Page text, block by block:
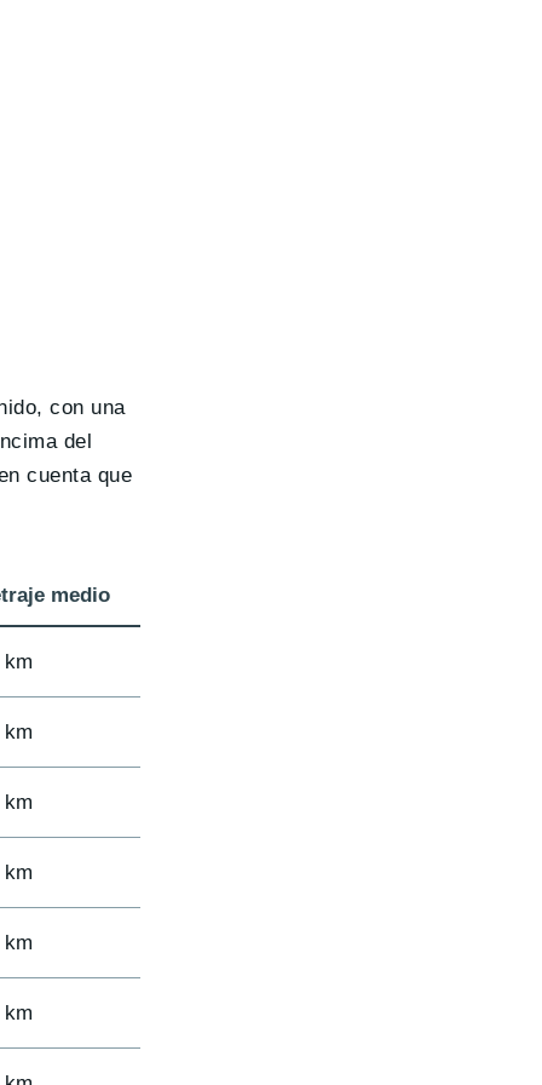
con una
del
cuenta que
medio
km
km
km
km
km
km